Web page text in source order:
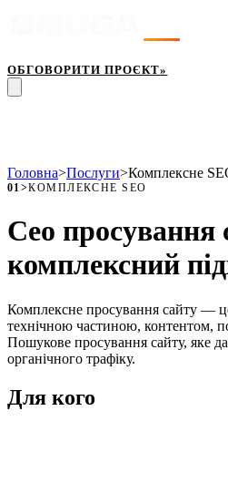
ОБГОВОРИТИ ПРОЄКТ»
Головна>Послуги>Комплексне
01>КОМПЛЕКСНЕ SEO
Сео просування
комплексний
Комплексне просування сайту —
технічною частиною, контентом,
Пошукове просування сайту, яке
органічного трафіку.
Для кого